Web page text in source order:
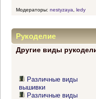
Модераторы: nestyzaya ledy
Рукоделие
Другие виды
Различные виды
вышивки
Различные виды